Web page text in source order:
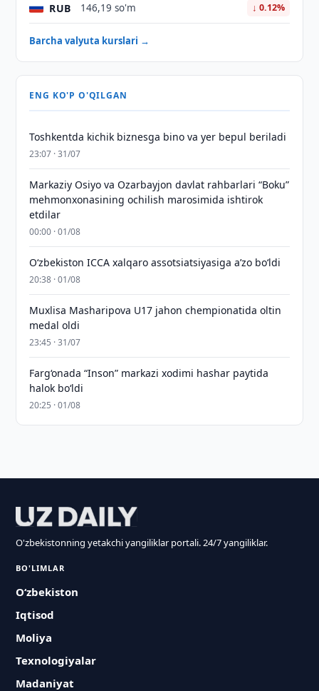
RUB 146,19 so'm ↓ 0.12%
Barcha valyuta kurslari →
ENG KO'P O'QILGAN
Toshkentda kichik biznesga bino va yer bepul beriladi
23:07 · 31/07
Markaziy Osiyo va Ozarbayjon davlat rahbarlari “Boku”
mehmonxonasining ochilish marosimida ishtirok
etdilar
00:00 · 01/08
O‘zbekiston ICCA xalqaro assotsiatsiyasiga aʼzo bo‘ldi
20:38 · 01/08
Muxlisa Masharipova U17 jahon chempionatida oltin
medal oldi
23:45 · 31/07
Farg‘onada “Inson” markazi xodimi hashar paytida
halok bo‘ldi
20:25 · 01/08
O'zbekistonning yetakchi yangiliklar portali. 24/7 yangiliklar.
BO'LIMLAR
O‘zbekiston
Iqtisod
Moliya
Texnologiyalar
Madaniyat